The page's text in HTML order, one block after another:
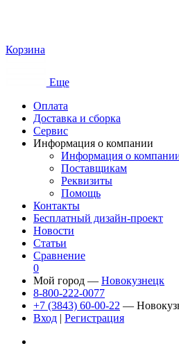
Корзина
Еще
Оплата
Доставка и сборка
Сервис
Информация о компании
Информация о
Поставщикам
Реквизиты
Помощь
Контакты
Бесплатный дизайн-проект
Новости
Статьи
Сравнение
0
Мой город — Новокузнецк
8-800-222-0077
+7 (3843) 60-00-22 —
Вход | Регистрация